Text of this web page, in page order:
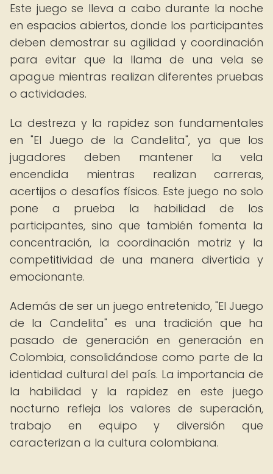
Este juego se lleva a cabo durante la noche
en espacios abiertos, donde los participantes
deben demostrar su agilidad y coordinación
para evitar que la llama de una vela se
apague mientras realizan diferentes pruebas
o actividades.
La destreza y la rapidez son fundamentales
en "El Juego de la Candelita", ya que los
jugadores deben mantener la vela
encendida mientras realizan carreras,
acertijos o desafíos físicos. Este juego no solo
pone a prueba la habilidad de los
participantes, sino que también fomenta la
concentración, la coordinación motriz y la
competitividad de una manera divertida y
emocionante.
Además de ser un juego entretenido, "El Juego
de la Candelita" es una tradición que ha
pasado de generación en generación en
Colombia, consolidándose como parte de la
identidad cultural del país. La importancia de
la habilidad y la rapidez en este juego
nocturno refleja los valores de superación,
trabajo en equipo y diversión que
caracterizan a la cultura colombiana.